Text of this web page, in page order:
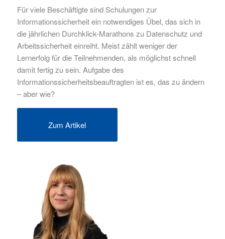
Für viele Beschäftigte sind Schulungen zur
Informationssicherheit ein notwendiges Übel, das sich in
die jährlichen Durchklick-Marathons zu Datenschutz und
Arbeitssicherheit einreiht. Meist zählt weniger der
Lernerfolg für die Teilnehmenden, als möglichst schnell
damit fertig zu sein. Aufgabe des
Informationssicherheitsbeauftragten ist es, das zu ändern
– aber wie?
Zum Artikel